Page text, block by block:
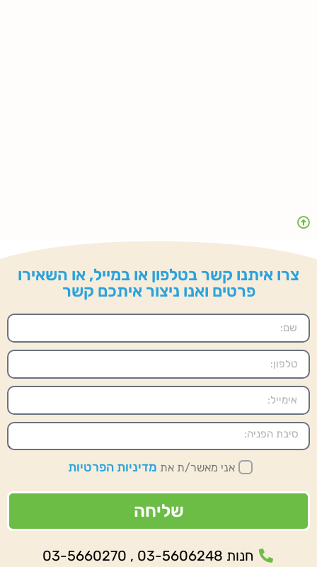
צרו איתנו קשר בטלפון או במייל, או השאירו
פרטים ואנו ניצור איתכם קשר
אני מאשר/ת את מדיניות הפרטיות
שליחה
חנות 03-5606248 , 03-5660270